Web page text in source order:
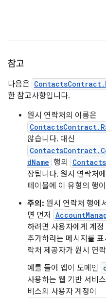
참고
다음은
한 참고사항입니다.
원시 연락처의 이름은
않습니다. 대신
dName 행의
장됩니다. 원시 연락처
테이블에 이 유형의 행
주의: 원시 연락처 행에
면 먼저
하려면 사용자에게 계
추가하라는 메시지를
락처 제공자가 원시 연
예를 들어 앱이 도메인
사용하는 웹 기반 서비
비스의 사용자 계정이